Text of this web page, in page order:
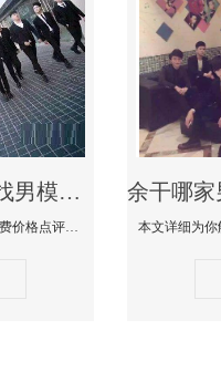
余干那个KTV酒吧找男模帅哥男妓多-普罗旺斯KTV真实口碑点评
本文详细为你解答普罗旺斯消费价格点评，更多关于那个KTV酒吧找男模帅哥最多免费咨询1333 867 6881微信同步！